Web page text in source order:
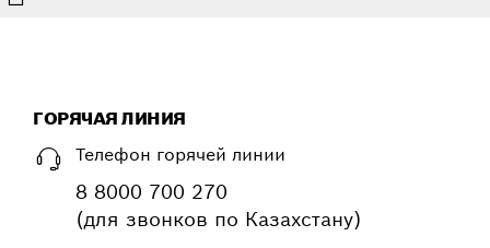
ГОРЯЧАЯ ЛИНИЯ
Телефон горячей линии
8 8000 700 270
(для звонков по Казахстану)